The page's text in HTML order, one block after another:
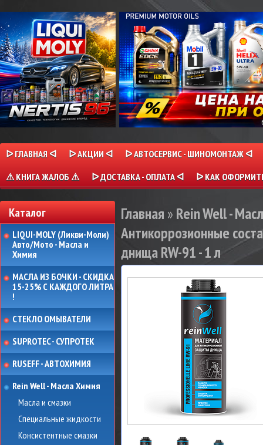
ᐅ ГЛАВНАЯ ᐊ ᐅ АКЦИИ ᐊ
ᐅ АВТОСЕРВИС - ШИНОМОНТАЖ ᐊ
⚠ КНИГА ЖАЛОБ ⚠
ᐅ ДОСТАВКА - ОПЛАТА ᐊ ᐅ КАК
Каталог
LIQUI-MOLY (Ликви-Моли)
Авто/Мото - Масла и
Химия
МАСЛА ИЗ БОЧКИ - СКИДКА
15-25% С КАЖДОГО ЛИТРА
!
СТЕКЛО ОМЫВАТЕЛИ
SUPROTEC - СУПРОТЕК
RUSEFF - АВТОХИМИЯ
Rein Well - Масла Химия
Масла и смазки
Специальные жидкости
Консистентные смазки
Главная » Rein Well -
Антикоррозионные
днища RW-91 - 1 л